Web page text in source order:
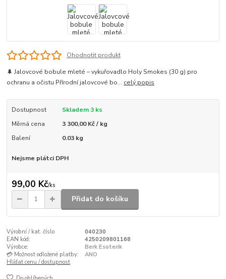
Ohodnotit produkt
🌲 Jalovcové bobule mleté – vykuřovadlo Holy Smokes (30 g) pro
ochranu a očistu Přírodní jalovcové bo... celý popis
Dostupnost
Skladem 3 ks
Měrná cena
3 300,00 Kč / kg
Balení
0.03 kg
Nejsme plátci DPH
99,00 Kč/ks
Přidat do košíku
Výrobní / kat. číslo
040230
EAN kód:
4250209801168
Výrobce:
Berk Esoterik
💳 Možnost odložené platby:
ANO
Hlídat cenu / dostupnost